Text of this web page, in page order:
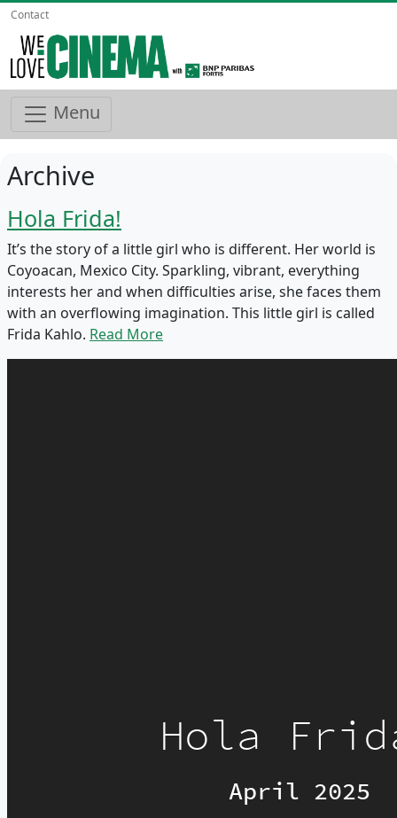
Contact
Menu
Archive
Hola Frida!
It’s the story of a little girl who is different. Her world is
Coyoacan, Mexico City. Sparkling, vibrant, everything
interests her and when difficulties arise, she faces them
with an overflowing imagination. This little girl is called
Frida Kahlo. Read More